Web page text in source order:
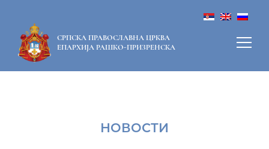
СРПСКА ПРАВОСЛАВНА ЦРКВА
ЕПАРХИЈА РАШКО-ПРИЗРЕНСКА
НОВОСТИ